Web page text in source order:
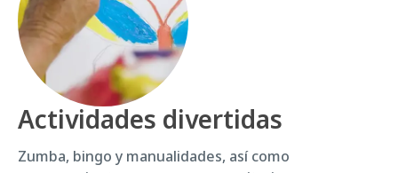
Actividades divertidas
Zumba, bingo y manualidades, así como